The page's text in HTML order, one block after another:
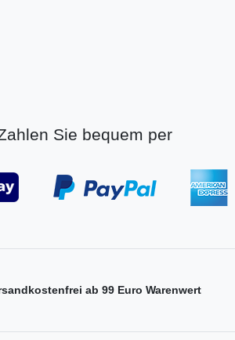
Sie bequem per
ab 99 Euro Warenwert